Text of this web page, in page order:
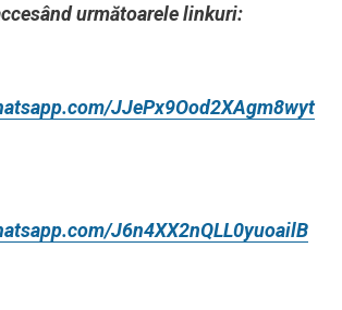
următoarele linkuri:
JJePx9Ood2XAgm8wyt
J6n4XX2nQLL0yuoailB